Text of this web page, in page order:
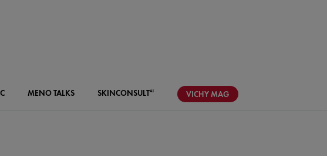
MENOTALKS SKINCONSULTAI VICHYMAG